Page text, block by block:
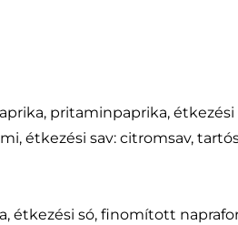
pritaminpaprika,
étkezési sav: citromsav,
étkezési só, finomított